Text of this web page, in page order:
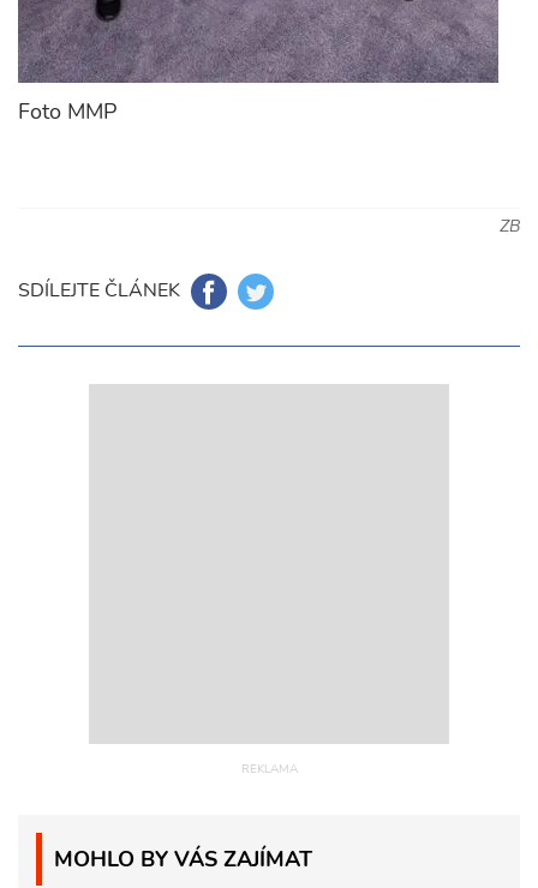
Foto MMP
ZB
SDÍLEJTE ČLÁNEK
MOHLO BY VÁS ZAJÍMAT